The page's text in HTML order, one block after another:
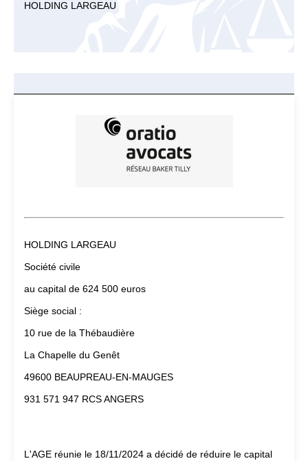
HOLDING LARGEAU
HOLDING LARGEAU
Société civile
au capital de 624 500 euros
Siège social :
10 rue de la Thébaudière
La Chapelle du Genêt
49600 BEAUPREAU-EN-MAUGES
931 571 947 RCS ANGERS
L'AGE réunie le 18/11/2024 a décidé de réduire le capital